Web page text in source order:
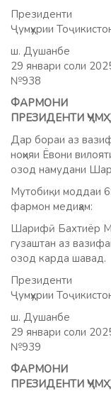
Президенти
Ҷумҳурии
ш. Душанбе
29 январи соли
№938
ФАРМОНИ
ПРЕЗИДЕНТИ
Дар бораи аз
ноҳияи Ёвони
озод намудани
Мутобиқи моддаи
фармон медиҳам:
Шарифӣ Бахтиёр
гузаштан аз
озод карда шавад.
Президенти
Ҷумҳурии
ш. Душанбе
29 январи соли
№939
ФАРМОНИ
ПРЕЗИДЕНТИ